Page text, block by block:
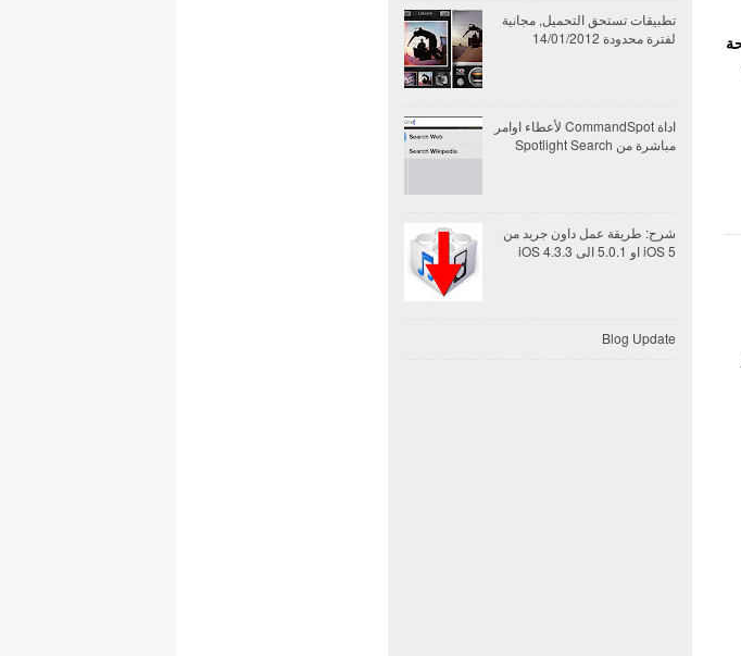
تطبيقات تستحق التحميل, مجانية
لفترة محدودة 14/01/2012
اداة CommandSpot لأعطاء اوامر
مباشرة من Spotlight Search
شرح: طريقة عمل داون جريد من
iOS 5 او 5.0.1 الى iOS 4.3.3
Blog Update